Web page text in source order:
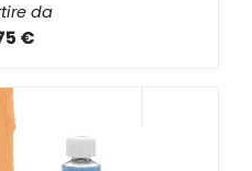
da
€